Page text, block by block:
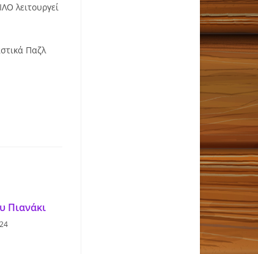
λειτουργεί
Παζλ
Πιανάκι